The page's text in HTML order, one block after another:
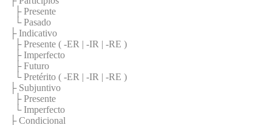
├ Presente
└ Pasado
├ Indicativo
├ Presente ( -ER | -IR | -RE )
├ Imperfecto
├ Futuro
└ Pretérito ( -ER | -IR | -RE )
├ Subjuntivo
├ Presente
└ Imperfecto
├ Condicional